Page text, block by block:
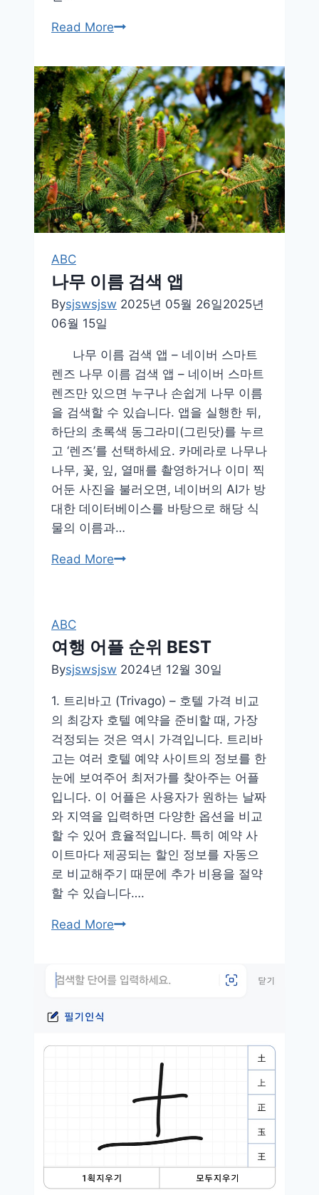
Read More네
게
이
션
어
플
추
천
BEST
ABC
나무 이름 검색 앱
Bysjswsjsw 2025년 05월 26일2025년
06월 15일
나무 이름 검색 앱 – 네이버 스마트
렌즈 나무 이름 검색 앱 – 네이버 스마트
렌즈만 있으면 누구나 손쉽게 나무 이름
을 검색할 수 있습니다. 앱을 실행한 뒤,
하단의 초록색 동그라미(그린닷)를 누르
고 ‘렌즈’를 선택하세요. 카메라로 나무나
나무, 꽃, 잎, 열매를 촬영하거나 이미 찍
어둔 사진을 불러오면, 네이버의 AI가 방
대한 데이터베이스를 바탕으로 해당 식
물의 이름과…
Read More나
색
앱
ABC
여행 어플 순위 BEST
Bysjswsjsw 2024년 12월 30일
1. 트리바고 (Trivago) – 호텔 가격 비교
의 최강자 호텔 예약을 준비할 때, 가장
걱정되는 것은 역시 가격입니다. 트리바
고는 여러 호텔 예약 사이트의 정보를 한
눈에 보여주어 최저가를 찾아주는 어플
입니다. 이 어플은 사용자가 원하는 날짜
와 지역을 입력하면 다양한 옵션을 비교
할 수 있어 효율적입니다. 특히 예약 사
이트마다 제공되는 할인 정보를 자동으
로 비교해주기 때문에 추가 비용을 절약
할 수 있습니다….
Read More여
플